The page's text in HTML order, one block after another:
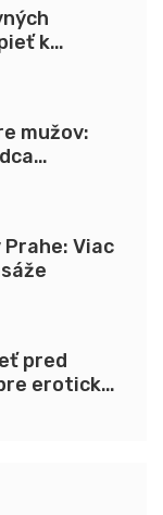
k
mužov:
Viac
pred
erotickú